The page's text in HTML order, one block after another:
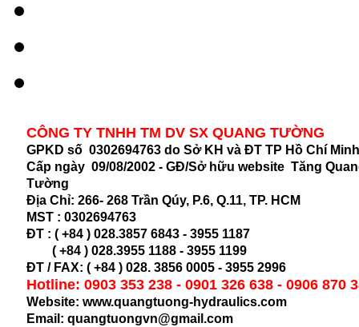
CÔNG TY TNHH TM DV SX QUANG TƯỜNG
GPKD số 0302694763 do Sở KH và ĐT TP Hồ Chí Minh
Cấp ngày 09/08/2002 - GĐ/Sở hữu website Tăng
Tường
Địa Chỉ: 266- 268 Trần Qúy, P.6, Q.11, TP. HCM
MST : 0302694763
ĐT : ( +84 ) 028.3857 6843 - 3955 1187
( +84 ) 028.3955 1188 - 3955 1199
ĐT / FAX: ( +84 ) 028. 3856 0005 - 3955 2996
Hotline: 0903 353 238 - 0901 326 638 - 0906 870
Website: www.quangtuong-hydraulics.com
Email: quangtuongvn@gmail.com